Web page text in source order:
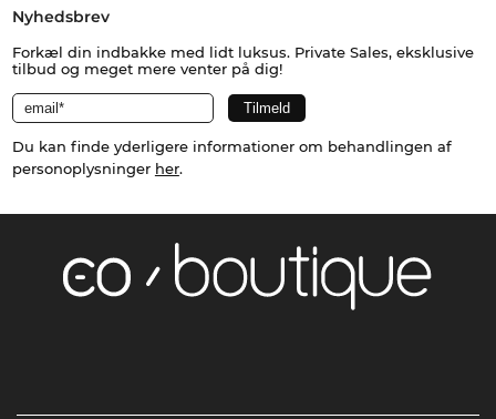
Nyhedsbrev
Forkæl din indbakke med lidt luksus. Private Sales, eksklusive
tilbud og meget mere venter på dig!
Du kan finde yderligere informationer om behandlingen af
personoplysninger her.